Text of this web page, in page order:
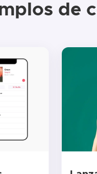
de